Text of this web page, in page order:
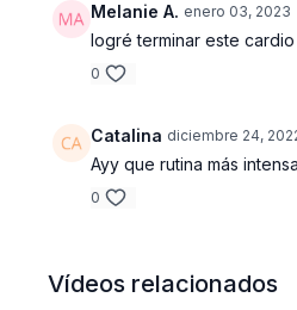
Melanie A. enero 03, 2023
logré terminar este
0
Catalina diciembre 24,
Ayy que rutina más
0
Vídeos relacionados